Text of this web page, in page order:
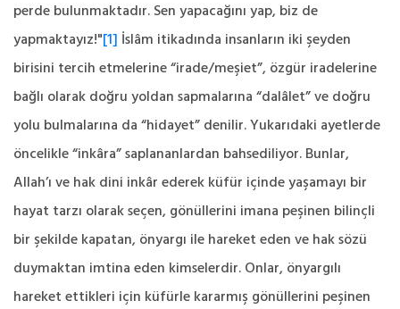
perde bulunmaktadır. Sen yapacağını yap, biz de
yapmaktayız!"[1] İslâm itikadında insanların iki şeyden
birisini tercih etmelerine “irade/meşiet”, özgür iradelerine
bağlı olarak doğru yoldan sapmalarına “dalâlet” ve doğru
yolu bulmalarına da “hidayet” denilir. Yukarıdaki ayetlerde
öncelikle “inkâra” saplananlardan bahsediliyor. Bunlar,
Allah’ı ve hak dini inkâr ederek küfür içinde yaşamayı bir
hayat tarzı olarak seçen, gönüllerini imana peşinen bilinçli
bir şekilde kapatan, önyargı ile hareket eden ve hak sözü
duymaktan imtina eden kimselerdir. Onlar, önyargılı
hareket ettikleri için küfürle kararmış gönüllerini peşinen